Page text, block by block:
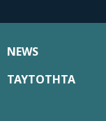
NEWS
ΤΑΥΤΟΤΗΤΑ